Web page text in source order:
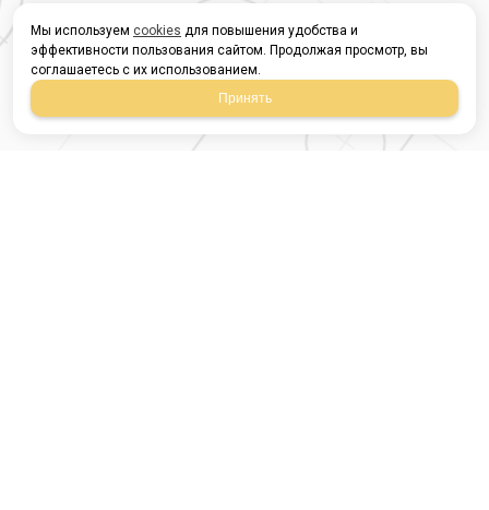
Мы используем cookies для повышения удобства и
эффективности пользования сайтом. Продолжая просмотр, вы
соглашаетесь с их использованием.
Принять